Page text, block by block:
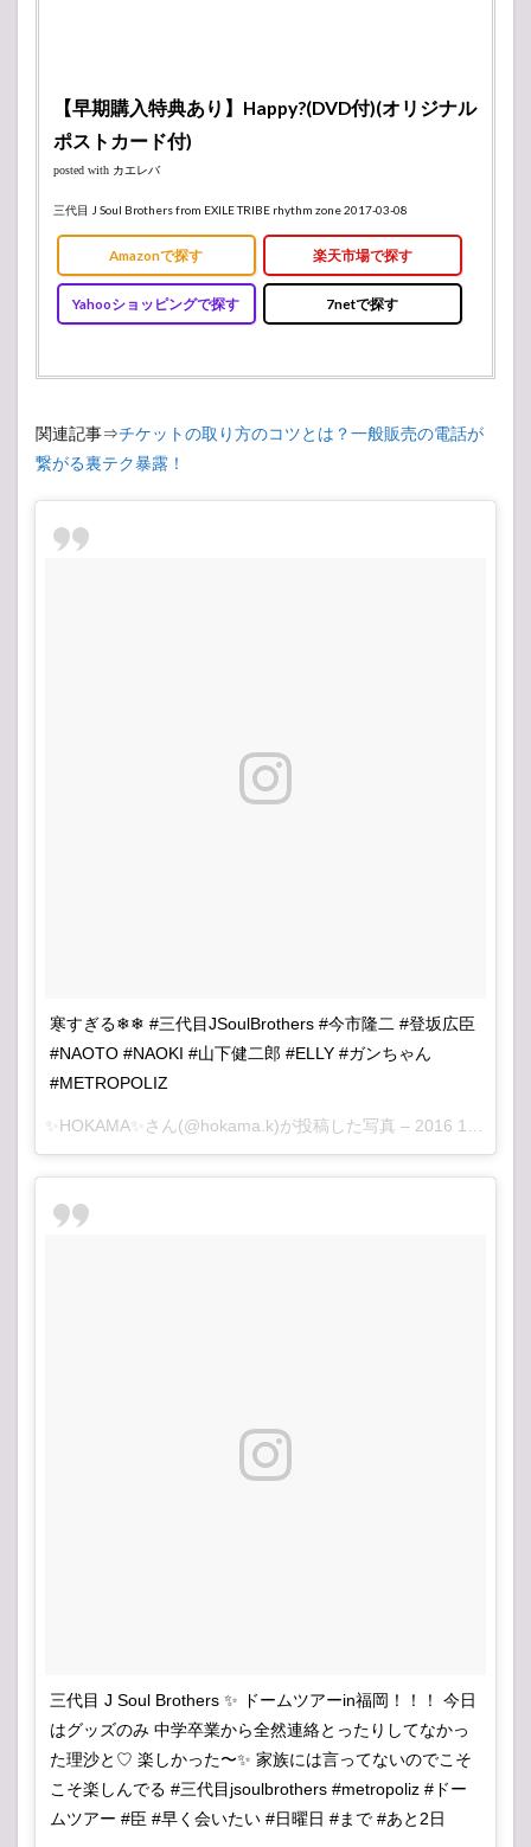
【早期購入特典あり】Happy?(DVD付)(オリジナル
ポストカード付)
posted with カエレバ
三代目 J Soul Brothers from EXILE TRIBE rhythm zone 2017-03-08
Amazonで探す 楽天市場で探す
Yahooショッピングで探す 7netで探す
関連記事⇒チケットの取り方のコツとは？一般販売の電話が
繋がる裏テク暴露！
寒すぎる❄❄ #三代目JSoulBrothers #今市隆二 #登坂広臣
#NAOTO #NAOKI #山下健二郎 #ELLY #ガンちゃん
#METROPOLIZ
✨HOKAMA✨さん(@hokama.k)が投稿した写真 – 2016 12月 16 2:35午前 PST
三代目 J Soul Brothers ✨ ドームツアーin福岡！！！ 今日
はグッズのみ 中学卒業から全然連絡とったりしてなかっ
た理沙と♡ 楽しかった〜✨ 家族には言ってないのでこそ
こそ楽しんでる #三代目jsoulbrothers #metropoliz #ドー
ムツアー #臣 #早く会いたい #日曜日 #まで #あと2日